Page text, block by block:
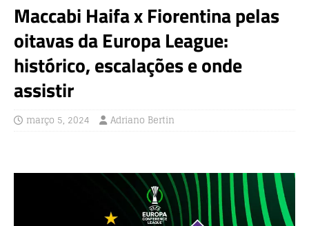
Maccabi Haifa x Fiorentina pelas
oitavas da Europa League:
histórico, escalações e onde
assistir
março 5, 2024 Adriano Bertin